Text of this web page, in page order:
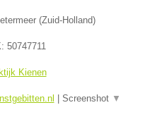
(Zuid-Holland)
50747711
Kienen
Screenshot ▼